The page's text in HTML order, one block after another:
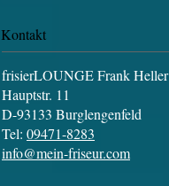
Kontakt
frisierLOUNGE Frank Heller
Hauptstr. 11
D-93133 Burglengenfeld
Tel: 09471-8283
info@mein-friseur.com